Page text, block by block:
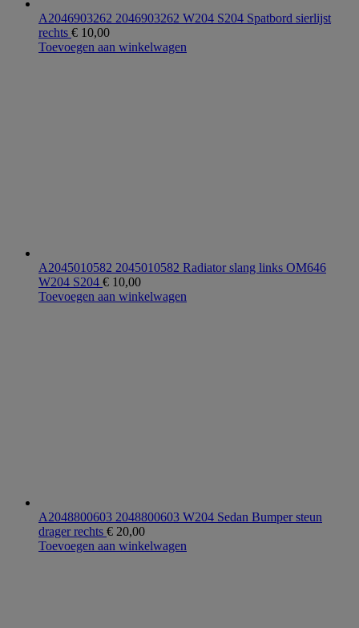
A2046903262 2046903262 W204 S204 Spatbord sierlijst
rechts € 10,00
Toevoegen aan winkelwagen
A2045010582 2045010582 Radiator slang links OM646
W204 S204 € 10,00
Toevoegen aan winkelwagen
A2048800603 2048800603 W204 Sedan Bumper steun
drager rechts € 20,00
Toevoegen aan winkelwagen